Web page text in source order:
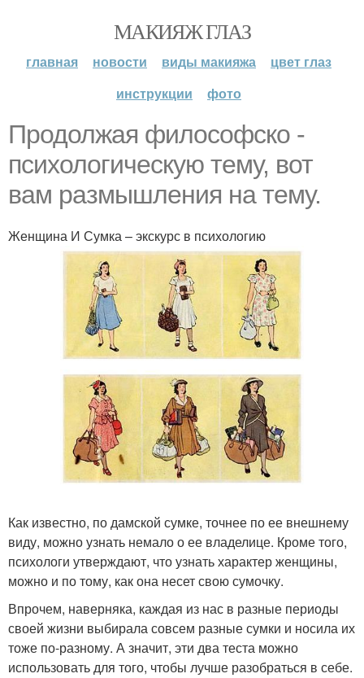
МАКИЯЖ ГЛАЗ
главная новости виды макияжа
цвет глаз
инструкции
фото
Продолжая философско -
психологическую тему, вот
вам размышления на тему.
Женщина И Сумка – экскурс в психологию
Как известно, по дамской сумке, точнее по ее внешнему
виду, можно узнать немало о ее владелице. Кроме того,
психологи утверждают, что узнать характер женщины,
можно и по тому, как она несет свою сумочку.
Впрочем, наверняка, каждая из нас в разные периоды
своей жизни выбирала совсем разные сумки и носила их
тоже по-разному. А значит, эти два теста можно
использовать для того, чтобы лучше разобраться в себе.